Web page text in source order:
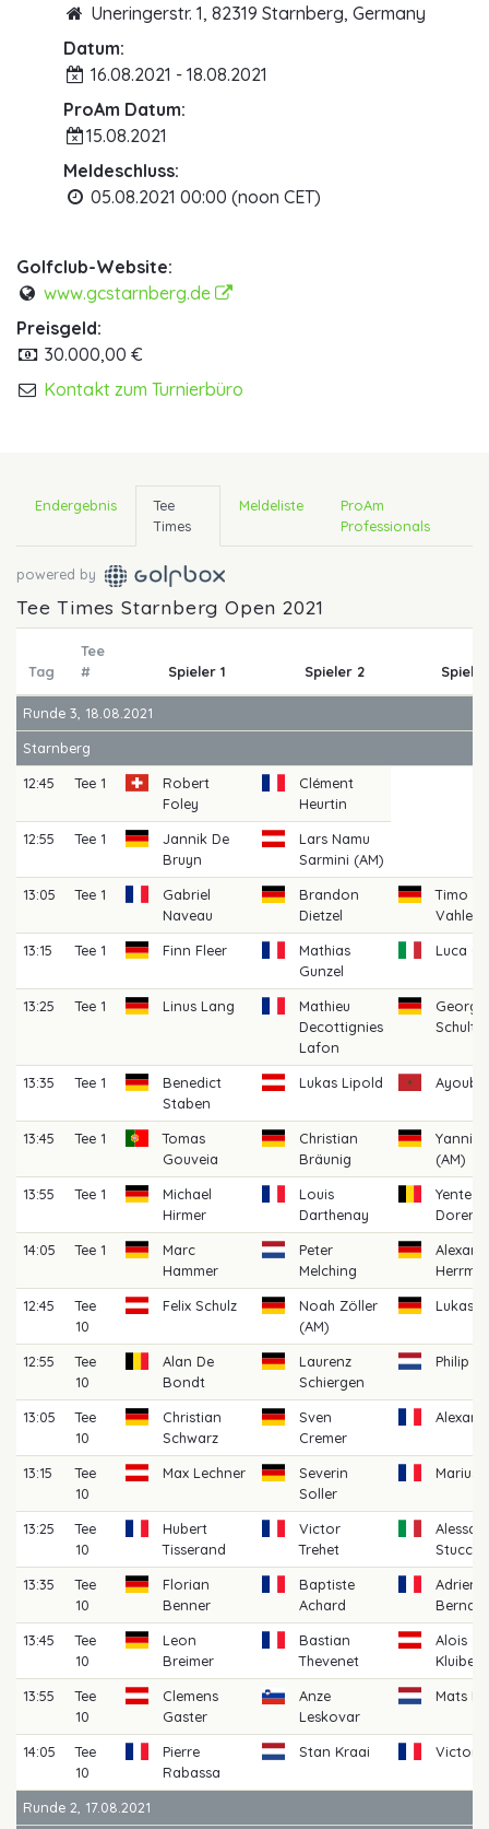
Uneringerstr. 1, 82319 Starnberg, Germany
Datum:
16.08.2021 - 18.08.2021
ProAm Datum:
15.08.2021
Meldeschluss:
05.08.2021 00:00 (noon CET)
Golfclub-Website:
www.gcstarnberg.de
Preisgeld:
30.000,00 €
Kontakt zum Turnierbüro
Endergebnis
Tee
Times
Meldeliste
ProAm
Professionals
powered by
Tee Times Starnberg Open 2021
Tag
Tee
#
Spieler 1 Spieler 2
Runde 3, 18.08.2021
Starnberg
12:45
Tee 1
Robert
Foley
Clément
Heurtin
12:55
Tee 1
Jannik De
Bruyn
Lars Namu
Sarmini (AM)
13:05
Tee 1
Gabriel
Naveau
Brandon
Dietzel
Timo
13:15
Tee 1 Finn Fleer
Mathias
Gunzel
Luca
13:25 Tee 1 Linus Lang
Mathieu
Decottignies
Lafon
Georg
13:35 Tee 1
Benedict
Staben
Lukas Lipold Ayoub
13:45 Tee 1
Tomas
Gouveia
Christian
Bräunig
(AM)
13:55
Tee 1
Michael
Hirmer
Louis
Darthenay
Yente
Doren
14:05
Tee 1
Marc
Hammer
Peter
Melching
12:45
Tee
10
Felix Schulz
Noah Zöller
(AM)
Lukas
12:55
Tee
10
Alan De
Bondt
Laurenz
Schiergen
Philip
13:05
Tee
10
Christian
Schwarz
Sven
Cremer
13:15
Tee
10
Max Lechner
Severin
Soller
Marius
13:25
Tee
10
Hubert
Tisserand
Victor
Trehet
Stucchi
13:35
Tee
10
Florian
Benner
Baptiste
Achard
Adrien
13:45
Tee
10
Leon
Breimer
Bastian
Thevenet
Alois
13:55
Tee
10
Clemens
Gaster
Anze
Leskovar
Mats
14:05
Tee
10
Pierre
Rabassa
Stan Kraai Victor
Runde 2, 17.08.2021